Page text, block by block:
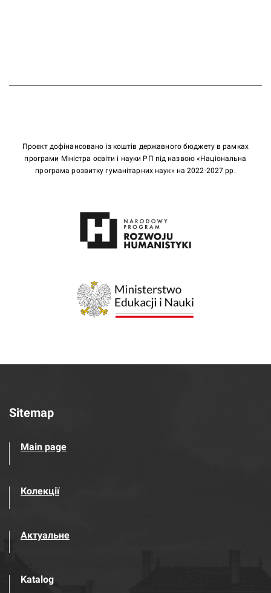
Проєкт дофінансовано із коштів державного бюджету в рамках
програми Міністра освіти і науки РП під назвою «Національна
програма розвитку гуманітарних наук» на 2022-2027 рр.
Sitemap
Main page
Колекції
Актуальне
Katalog